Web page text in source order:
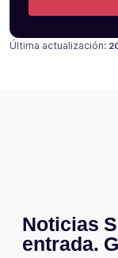
Última actualización:
Noticias
entrada.